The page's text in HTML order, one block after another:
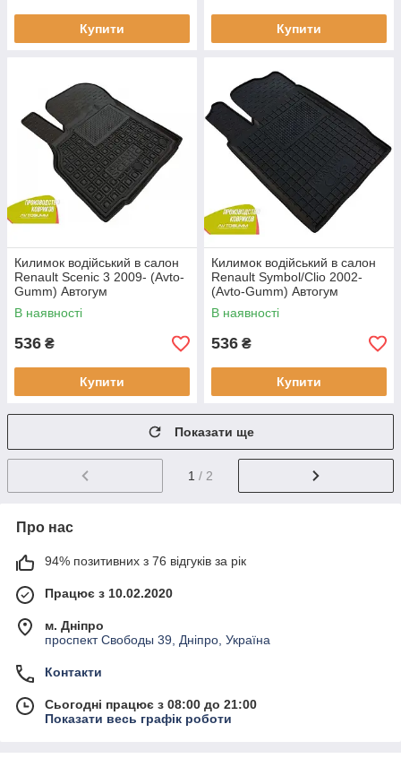
Купити Купити
Килимок водійський в салон
Renault Scenic 3 2009- (Avto-
Gumm) Автогум
В наявності
536 ₴
Купити
Килимок водійський в салон
Renault Symbol/Clio 2002-
(Avto-Gumm) Автогум
В наявності
536 ₴
Купити
Показати ще
1 / 2
Про нас
94% позитивних з 76 відгуків за рік
Працює з 10.02.2020
м. Дніпро
проспект Свободы 39, Дніпро, Україна
Контакти
Сьогодні працює з 08:00 до 21:00
Показати весь графік роботи